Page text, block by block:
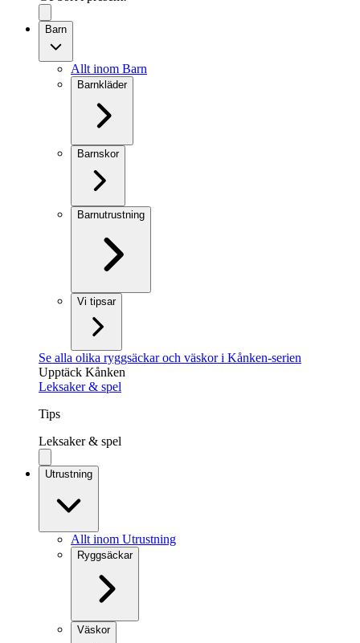
Barn
Allt inom Barn
Barnkläder
Barnskor
Barnutrustning
Vi tipsar
Se alla olika ryggsäckar och väskor i Kånken-serien
Upptäck Kånken
Leksaker & spel
Tips
Leksaker & spel
Utrustning
Allt inom Utrustning
Ryggsäckar
Väskor